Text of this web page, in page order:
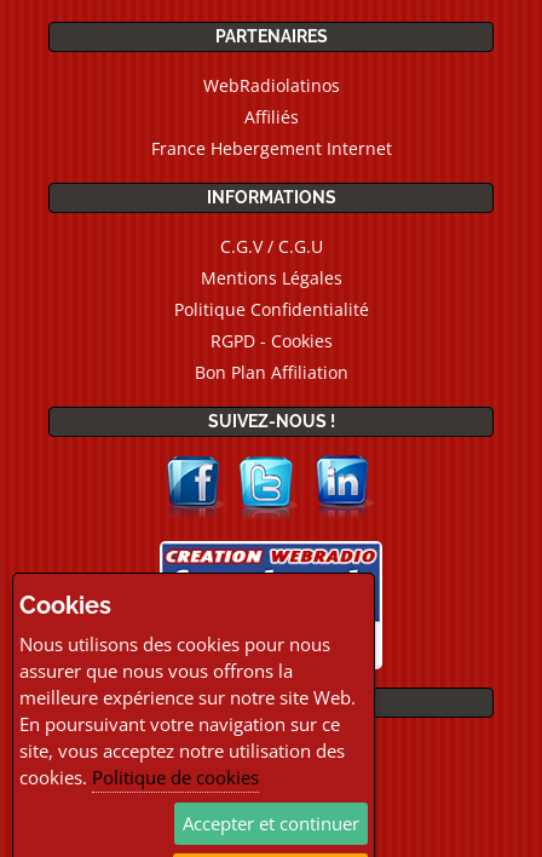
PARTENAIRES
WebRadiolatinos
Affiliés
France Hebergement Internet
INFORMATIONS
C.G.V / C.G.U
Mentions Légales
Politique Confidentialité
RGPD - Cookies
Bon Plan Affiliation
SUIVEZ-NOUS !
PAIEMENTS
Cookies
Nous utilisons des cookies pour nous
assurer que nous vous offrons la
meilleure expérience sur notre site Web.
En poursuivant votre navigation sur ce
site, vous acceptez notre utilisation des
cookies. Politique de cookies
Accepter et continuer